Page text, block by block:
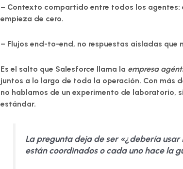
– Contexto compartido entre todos los agentes:
empieza de cero.
– Flujos end-to-end , no respuestas aisladas que
Es el salto que Salesforce llama la empresa
juntos a lo largo de toda la operación. Con más
no hablamos de un experimento de laboratorio,
estándar.
La pregunta deja de ser«¿debería usar
están coordinados o cada uno hace la